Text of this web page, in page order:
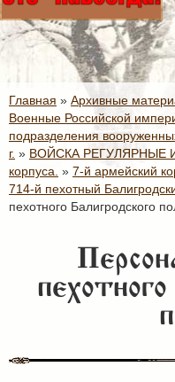
Главная » Архивные
Военные Российской
подразделения
г. » ВОЙСКА РЕГУЛЯРНЫЕ
корпуса. » 7-й армейский
714-й пехотный
пехотного Балигродского
пехотного